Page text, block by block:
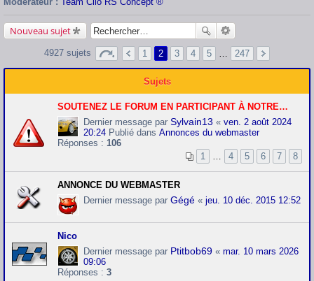
Nouveau sujet
4927 sujets 1 2 3 4 5 … 247
Sujets
SOUTENEZ LE FORUM EN PARTICIPANT À NOTRE CAGNOTTE PAYPAL.
Dernier message par Sylvain13 « ven. 2 août 2024
20:24 Publié dans Annonces du webmaster
Réponses : 106
1
… 4 5 6 7 8
ANNONCE DU WEBMASTER
Dernier message par Gégé « jeu. 10 déc. 2015 12:52
Nico
Dernier message par Ptitbob69 « mar. 10 mars 2026
09:06
Réponses : 3